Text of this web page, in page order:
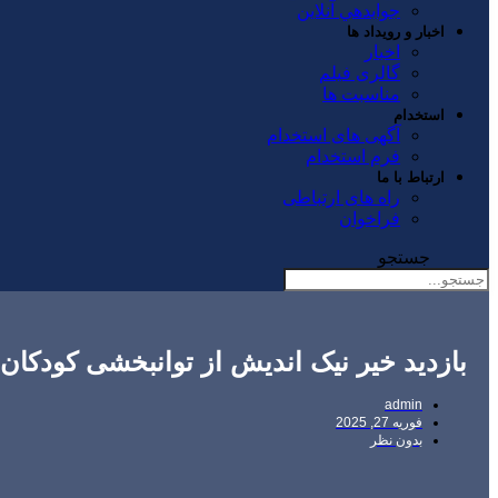
جوابدهي آنلاين
اخبار و رویداد ها
اخبار
گالری فیلم
مناسبت ها
استخدام
آگهی های استخدام
فرم استخدام
ارتباط با ما
راه های ارتباطی
فراخوان
جستجو
بازدید خیر نیک اندیش از توانبخشی کودکان
admin
فوریه 27, 2025
بدون نظر